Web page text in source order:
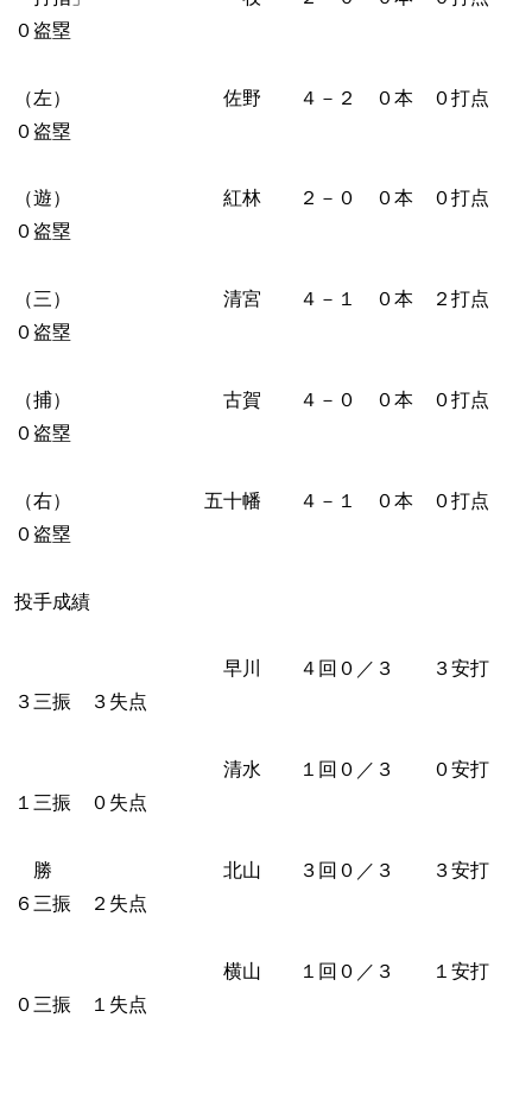
０盗塁
（左） 佐野 ４－２ ０本 ０打点
０盗塁
（遊） 紅林 ２－０ ０本 ０打点
０盗塁
（三） 清宮 ４－１ ０本 ２打点
０盗塁
（捕） 古賀 ４－０ ０本 ０打点
０盗塁
（右） 五十幡 ４－１ ０本 ０打点
０盗塁
投手成績
早川 ４回０／３ ３安打
３三振 ３失点
清水 １回０／３ ０安打
１三振 ０失点
勝 北山 ３回０／３ ３安打
６三振 ２失点
横山 １回０／３ １安打
０三振 １失点